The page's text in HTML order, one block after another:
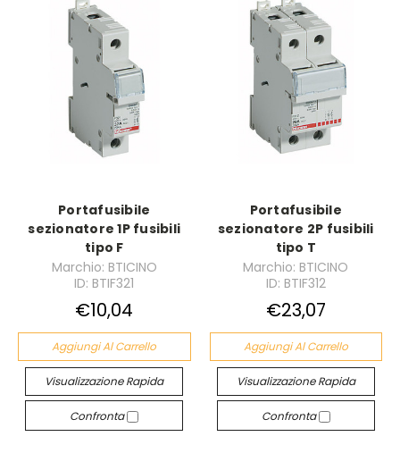
Portafusibile
sezionatore 1P fusibili
tipo F
Marchio: BTICINO
ID: BTIF321
€10,04
Aggiungi Al Carrello
Visualizzazione Rapida
Confronta
Portafusibile
sezionatore 2P fusibili
tipo T
Marchio: BTICINO
ID: BTIF312
€23,07
Aggiungi Al Carrello
Visualizzazione Rapida
Confronta